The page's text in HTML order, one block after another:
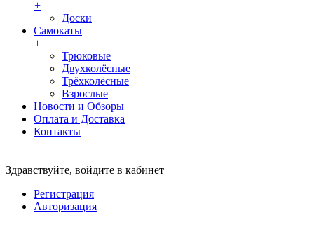
+
Доски
Самокаты
+
Трюковые
Двухколёсные
Трёхколёсные
Взрослые
Новости и Обзоры
Оплата и Доставка
Контакты
Здравствуйте, войдите в кабинет
Регистрация
Авторизация